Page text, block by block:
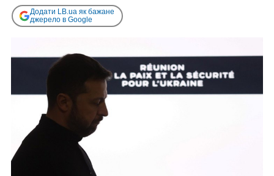
Додати LB.ua як бажане
джерело в Google